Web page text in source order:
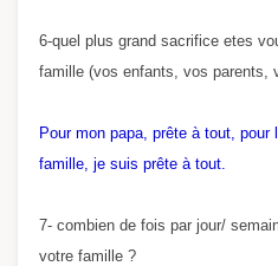
6-quel plus grand sacrifice etes
famille (vos enfants, vos parents,
Pour mon papa, prête à tout,
famille, je suis prête à tout.
7- combien de fois par jour/
votre famille ?